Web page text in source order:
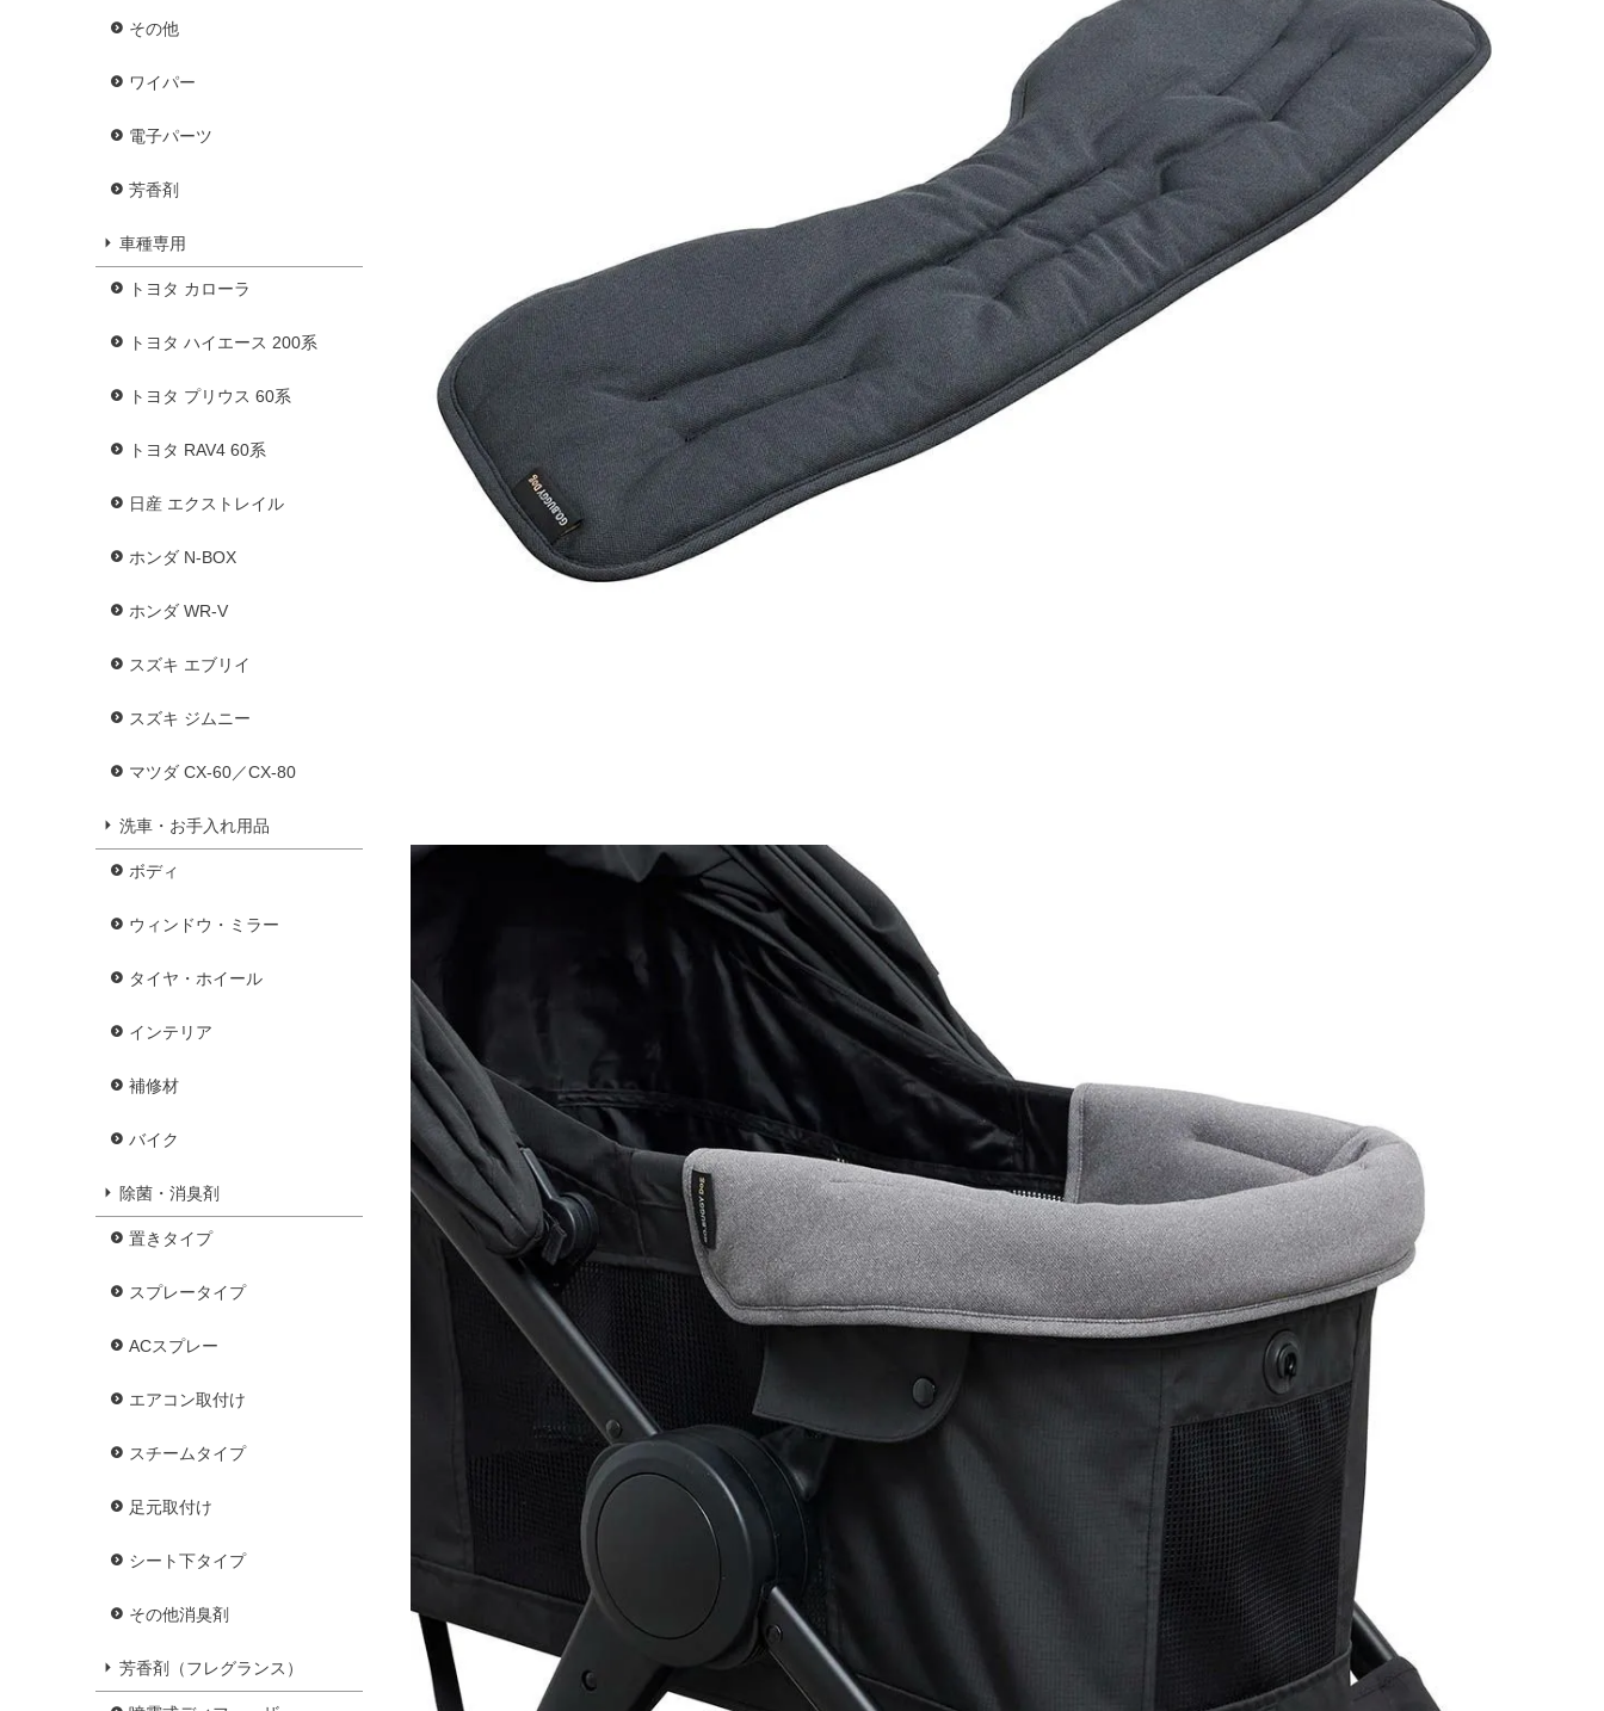
その他
ワイパー
電子パーツ
芳香剤
車種専用
トヨタ カローラ
トヨタ ハイエース 200系
トヨタ プリウス 60系
トヨタ RAV4 60系
日産 エクストレイル
ホンダ N-BOX
ホンダ WR-V
スズキ エブリイ
スズキ ジムニー
マツダ CX-60／CX-80
洗車・お手入れ用品
ボディ
ウィンドウ・ミラー
タイヤ・ホイール
インテリア
補修材
バイク
除菌・消臭剤
置きタイプ
スプレータイプ
ACスプレー
エアコン取付け
スチームタイプ
足元取付け
シート下タイプ
その他消臭剤
芳香剤（フレグランス）